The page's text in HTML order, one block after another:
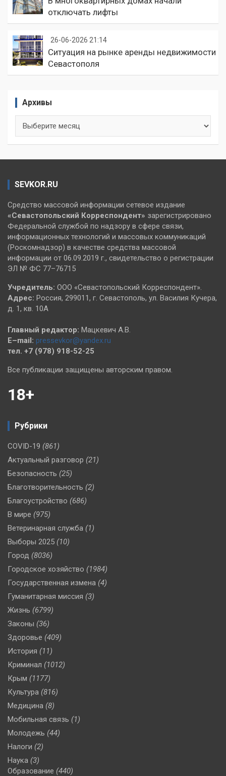
отключать лифты
26-06-2026 21:14
Ситуация на рынке аренды недвижимости
Севастополя
Архивы
SEVKOR.RU
Средство массовой информации сетевое издание
«Севастопольский Корреспондент» зарегистрировано
Федеральной службой по надзору в сфере связи,
информационных технологий и массовых коммуникаций
(Роскомнадзор) в качестве средства массовой
информации от 06.09.2019 г., свидетельство о регистрации
ЭЛ № ФС 77–76715
Учредитель: ООО «Севастопольский Корреспондент».
Адрес: Россия, 299011, г. Севастополь, ул. Василия Кучера,
д. 1, кв. 10А
Главный редактор: Мацкевич А.В.
E–mail: pressevkor@yandex.ru
тел. +7 (978) 918-52-25
Все публикации защищены авторским правом.
18+
Рубрики
COVID-19 (861)
Актуальный разговор (21)
Безопасность (25)
Благотворительность (2)
Благоустройство (686)
В мире (975)
Ветеринарная служба (1)
Выборы 2025 (10)
Город (8036)
Городское хозяйство (1984)
Государственная измена (4)
Гуманитарная миссия (3)
Жизнь (6799)
Законы (36)
Здоровье (409)
История (11)
Криминал (1012)
Крым (1177)
Культура (816)
Медицина (8)
Мобильная связь (1)
Молодежь (44)
Налоги (2)
Наука (3)
Образование (440)